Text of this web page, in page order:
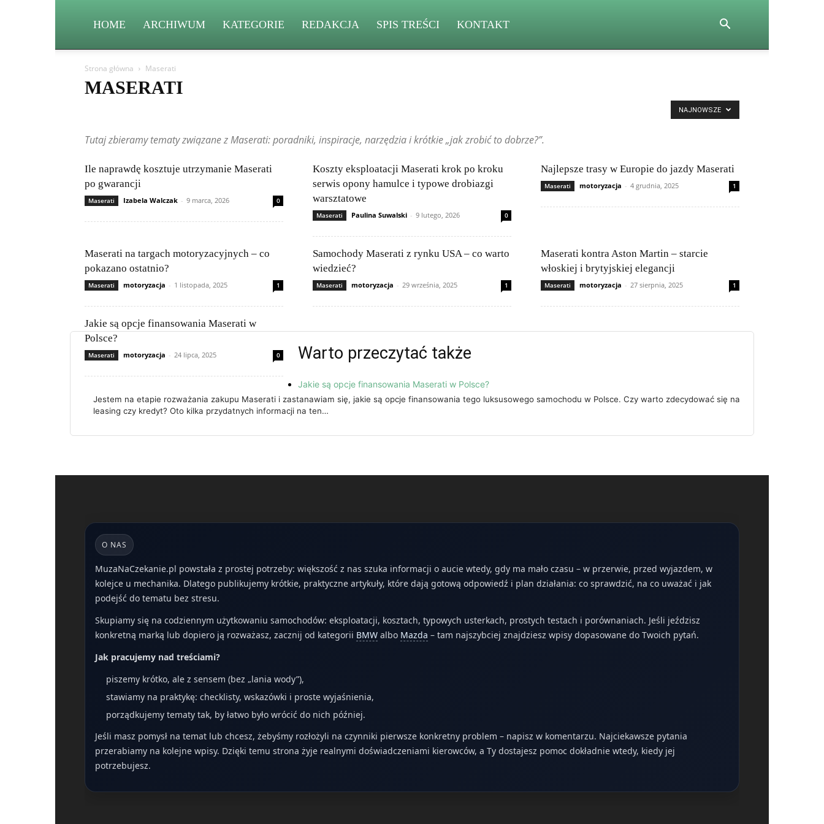
HOME ARCHIWUM KATEGORIE REDAKCJA SPIS TREŚCI KONTAKT
Strona główna Maserati
MASERATI
Mitsubishi
Nissan Peugeot Porsche Renault Rolls-Royce Skoda Subaru Suzuki Tesla
Toyota
Tutaj zbieramy tematy związane z Maserati: poradniki, inspiracje, narzędzia i krótkie „jak zrobić to dobrze?”.
NAJNOWSZE
Ile naprawdę kosztuje utrzymanie Maserati
po gwarancji
Maserati Izabela Walczak - 9 marca, 2026 0
Koszty eksploatacji Maserati krok po kroku
serwis opony hamulce i typowe drobiazgi
warsztatowe
Maserati Paulina Suwalski - 9 lutego, 2026 0
Najlepsze trasy w Europie do jazdy Maserati
Maserati motoryzacja - 4 grudnia, 2025 1
Maserati na targach motoryzacyjnych – co
pokazano ostatnio?
Maserati motoryzacja - 1 listopada, 2025 1
Samochody Maserati z rynku USA – co warto
wiedzieć?
Maserati motoryzacja - 29 września, 2025 1
Maserati kontra Aston Martin – starcie
włoskiej i brytyjskiej elegancji
Maserati motoryzacja - 27 sierpnia, 2025 1
Jakie są opcje finansowania Maserati w
Polsce?
Maserati motoryzacja - 24 lipca, 2025 0 Warto przeczytać także
Jakie są opcje finansowania Maserati w Polsce?
Jestem na etapie rozważania zakupu Maserati i zastanawiam się, jakie są opcje finansowania tego luksusowego samochodu w Polsce. Czy warto zdecydować się na
leasing czy kredyt? Oto kilka przydatnych informacji na ten…
O NAS
MuzaNaCzekanie.pl powstała z prostej potrzeby: większość z nas szuka informacji o aucie wtedy, gdy ma mało czasu – w przerwie, przed wyjazdem, w
kolejce u mechanika. Dlatego publikujemy krótkie, praktyczne artykuły, które dają gotową odpowiedź i plan działania: co sprawdzić, na co uważać i jak
podejść do tematu bez stresu.
Skupiamy się na codziennym użytkowaniu samochodów: eksploatacji, kosztach, typowych usterkach, prostych testach i porównaniach. Jeśli jeździsz
konkretną marką lub dopiero ją rozważasz, zacznij od kategorii BMW albo Mazda – tam najszybciej znajdziesz wpisy dopasowane do Twoich pytań.
Jak pracujemy nad treściami?
piszemy krótko, ale z sensem (bez „lania wody”),
stawiamy na praktykę: checklisty, wskazówki i proste wyjaśnienia,
porządkujemy tematy tak, by łatwo było wrócić do nich później.
Jeśli masz pomysł na temat lub chcesz, żebyśmy rozłożyli na czynniki pierwsze konkretny problem – napisz w komentarzu. Najciekawsze pytania
przerabiamy na kolejne wpisy. Dzięki temu strona żyje realnymi doświadczeniami kierowców, a Ty dostajesz pomoc dokładnie wtedy, kiedy jej
potrzebujesz.